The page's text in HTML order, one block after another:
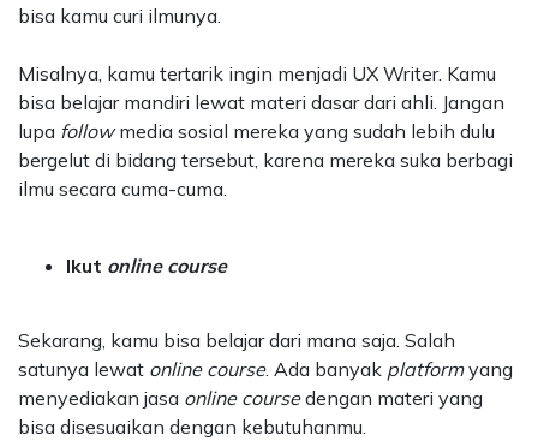
bisa kamu curi ilmunya.
Misalnya, kamu tertarik ingin menjadi UX Writer. Kamu
bisa belajar mandiri lewat materi dasar dari ahli. Jangan
lupa followmedia sosial mereka yang sudah lebih dulu
bergelut di bidang tersebut, karena mereka suka berbagi
ilmu secara cuma-cuma.
Ikut online course
Sekarang, kamu bisa belajar dari mana saja. Salah
satunya lewat online course. Ada banyak platformyang
menyediakan jasa online coursedengan materi yang
bisa disesuaikan dengan kebutuhanmu.